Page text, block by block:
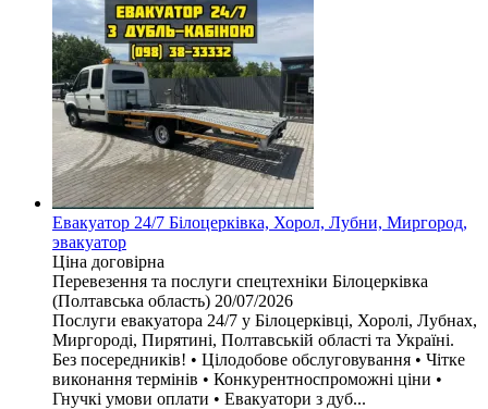
Евакуатор 24/7 Білоцерківка, Хорол, Лубни, Миргород,
эвакуатор
Ціна договірна
Перевезення та послуги спецтехніки Білоцерківка
(Полтавська область) 20/07/2026
Послуги евакуатора 24/7 у Білоцерківці, Хоролі, Лубнах,
Миргороді, Пирятині, Полтавській області та Україні.
Без посередників! • Цілодобове обслуговування • Чітке
виконання термінів • Конкурентноспроможні ціни •
Гнучкі умови оплати • Евакуатори з дуб...